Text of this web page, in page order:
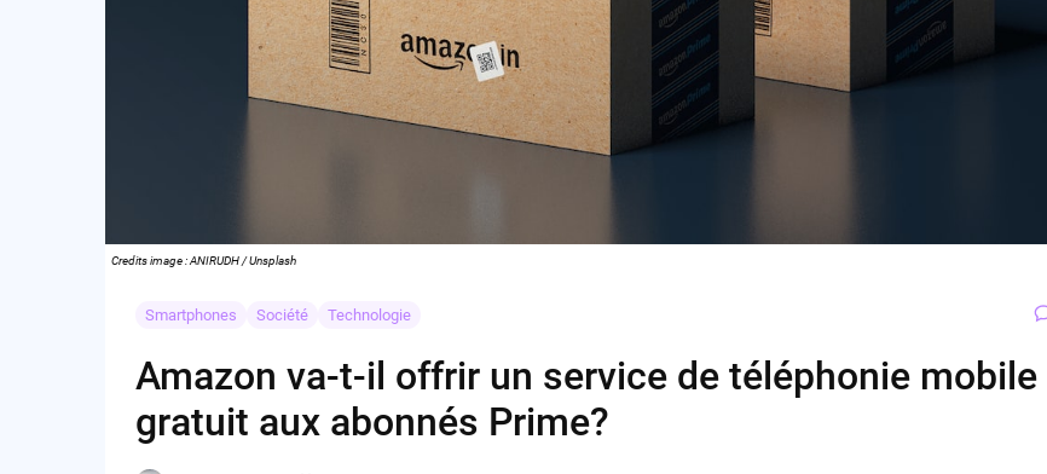
Credits image : ANIRUDH / Unsplash
Smartphones Société Technologie
Amazon va-t-il offrir un service de téléphonie mobile
gratuit aux abonnés Prime?